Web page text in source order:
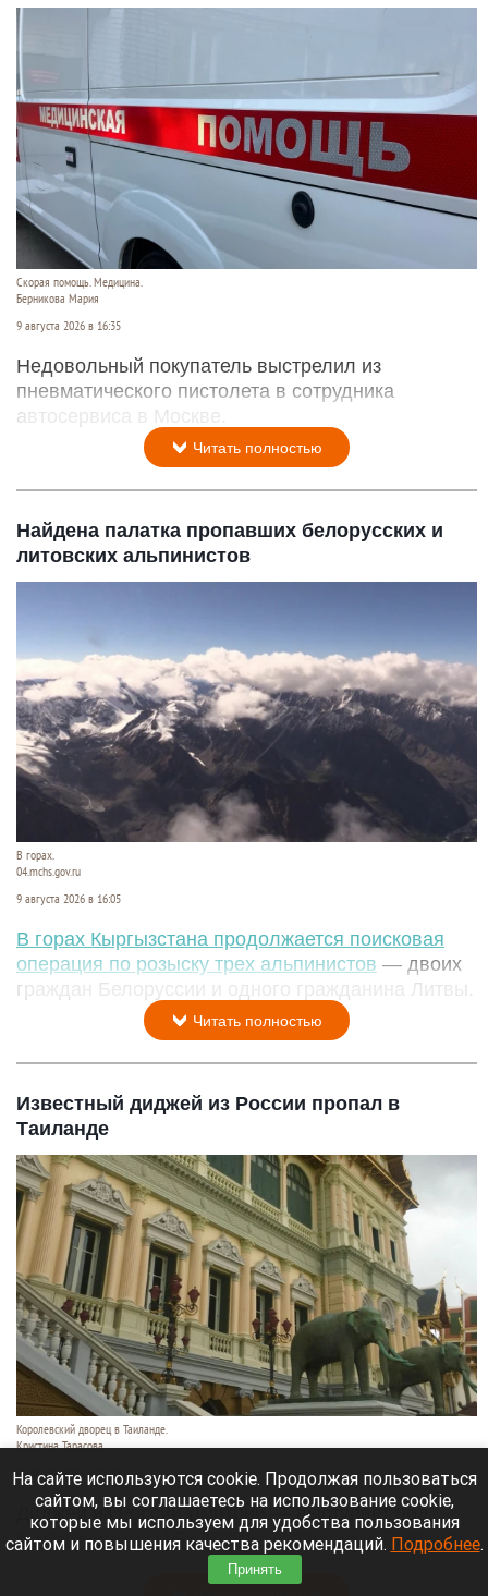
Скорая помощь. Медицина.
Берникова Мария
9 августа 2026 в 16:35
Недовольный покупатель выстрелил из
пневматического пистолета в сотрудника
автосервиса в Москве.
Читать полностью
Найдена палатка пропавших белорусских и
литовских альпинистов
В горах.
04.mchs.gov.ru
9 августа 2026 в 16:05
В горах Кыргызстана продолжается поисковая
операция по розыску трех альпинистов — двоих
граждан Белоруссии и одного гражданина Литвы.
Читать полностью
Известный диджей из России пропал в
Таиланде
Королевский дворец в Таиланде.
Кристина Тарасова
9 августа 2026 в 15:35
Диджей из России Дмитрий — выступает под
псевдонимом DJ FЫRРИN — пропал в Таиланде
после возникновения проблем с документами.
На сайте используются cookie. Продолжая пользоваться
сайтом, вы соглашаетесь на использование cookie,
которые мы используем для удобства пользования
сайтом и повышения качества рекомендаций. Подробнее.
Принять